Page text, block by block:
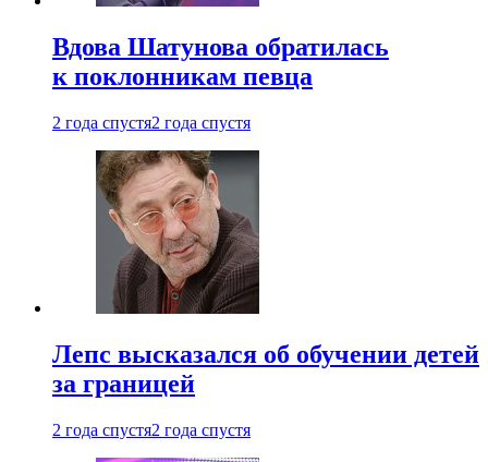
Вдова Шатунова обратилась
к поклонникам певца
2 года спустя2 года спустя
Лепс высказался об обучении детей
за границей
2 года спустя2 года спустя